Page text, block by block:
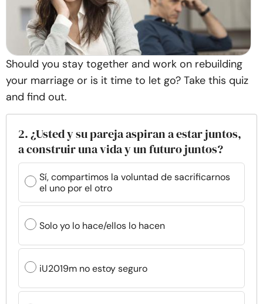
Should you stay together and work on rebuilding
your marriage or is it time to let go? Take this quiz
and find out.
2. ¿Usted y su pareja aspiran a estar juntos,
a construir una vida y un futuro juntos?
Sí, compartimos la voluntad de sacrificarnos
el uno por el otro
Solo yo lo hace/ellos lo hacen
iU2019m no estoy seguro